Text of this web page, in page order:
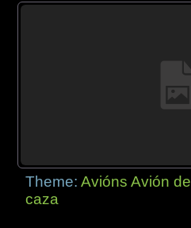
Theme:Avións Avión de
caza